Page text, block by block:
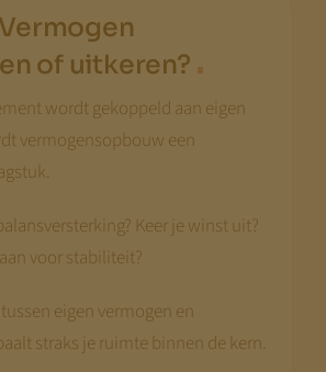
of uitkeren? .
wordt gekoppeld aan eigen
vermogensopbouw een
Keer je winst uit?
voor stabiliteit?
eigen vermogen en
straks je ruimte binnen de kern.